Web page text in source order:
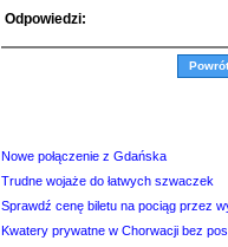
Odpowiedzi:
Nowe połączenie z Gdańska
Trudne wojaże do łatwych szwaczek
Sprawdź cenę biletu na pociąg przez
Kwatery prywatne w Chorwacji bez